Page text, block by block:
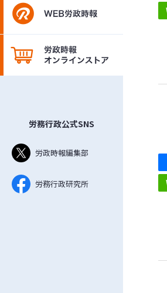
労務行政公式SNS
労政時報編集部
労務行政研究所